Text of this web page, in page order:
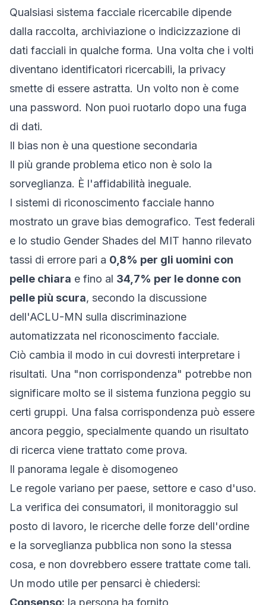
Qualsiasi sistema facciale ricercabile dipende
dalla raccolta, archiviazione o indicizzazione di
dati facciali in qualche forma. Una volta che i volti
diventano identificatori ricercabili, la privacy
smette di essere astratta. Un volto non è come
una password. Non puoi ruotarlo dopo una fuga
di dati.
Il bias non è una questione secondaria
Il più grande problema etico non è solo la
sorveglianza. È l'affidabilità ineguale.
I sistemi di riconoscimento facciale hanno
mostrato un grave bias demografico. Test federali
e lo studio Gender Shades del MIT hanno rilevato
tassi di errore pari a 0,8% per gli uomini con
pelle chiara e fino al 34,7% per le donne con
pelle più scura, secondo la discussione
dell'ACLU-MN sulla discriminazione
automatizzata nel riconoscimento facciale.
Ciò cambia il modo in cui dovresti interpretare i
risultati. Una "non corrispondenza" potrebbe non
significare molto se il sistema funziona peggio su
certi gruppi. Una falsa corrispondenza può essere
ancora peggio, specialmente quando un risultato
di ricerca viene trattato come prova.
Il panorama legale è disomogeneo
Le regole variano per paese, settore e caso d'uso.
La verifica dei consumatori, il monitoraggio sul
posto di lavoro, le ricerche delle forze dell'ordine
e la sorveglianza pubblica non sono la stessa
cosa, e non dovrebbero essere trattate come tali.
Un modo utile per pensarci è chiedersi:
Consenso: la persona ha fornito